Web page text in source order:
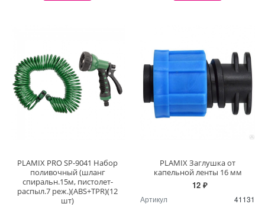
PLAMIX PRO SP-9041 Набор
поливочный (шланг
спиральн.15м, пистолет-
распыл.7 реж.)(ABS+TPR)(12
шт)
PLAMIX Заглушка от
капельной ленты 16 мм
12 ₽
Артикул 41131